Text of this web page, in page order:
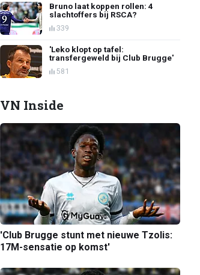
Bruno laat koppen rollen: 4
slachtoffers bij RSCA?
339
'Leko klopt op tafel:
transfergeweld bij Club Brugge'
581
VN Inside
'Club Brugge stunt met nieuwe Tzolis:
17M-sensatie op komst'